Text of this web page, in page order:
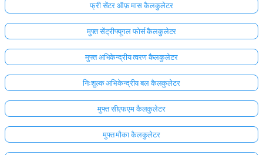
फ्री सेंटर ऑफ़ मास कैलकुलेटर
मुफ्त सेंट्रीफ्यूगल फोर्स कैलकुलेटर
मुफ्त अभिकेन्द्रीय त्वरण कैलकुलेटर
निःशुल्क अभिकेन्द्रीय बल कैलकुलेटर
मुफ्त सीएफएम कैलकुलेटर
मुफ्त मौका कैलकुलेटर